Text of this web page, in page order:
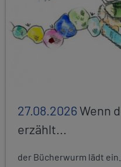
27.08.2026Wenn
erzählt...
der Bücherwurm lädt ein...